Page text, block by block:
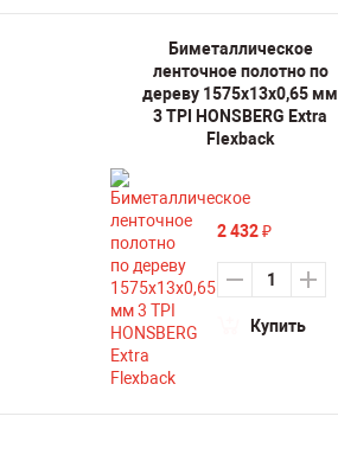
Биметаллическое
ленточное полотно по
дереву 1575х13х0,65 мм
3 TPI HONSBERG Extra
Flexback
2 432 ₽
Купить